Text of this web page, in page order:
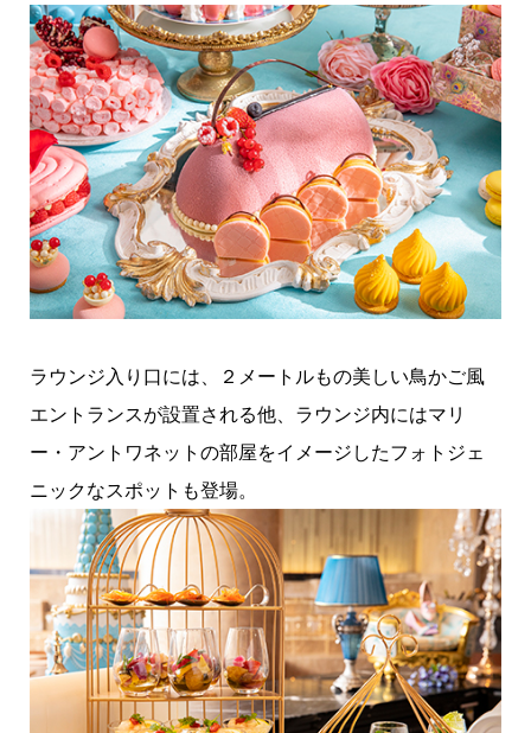
ラウンジ入り口には、２メートルもの美しい鳥かご風
エントランスが設置される他、ラウンジ内にはマリ
ー・アントワネットの部屋をイメージしたフォトジェ
ニックなスポットも登場。